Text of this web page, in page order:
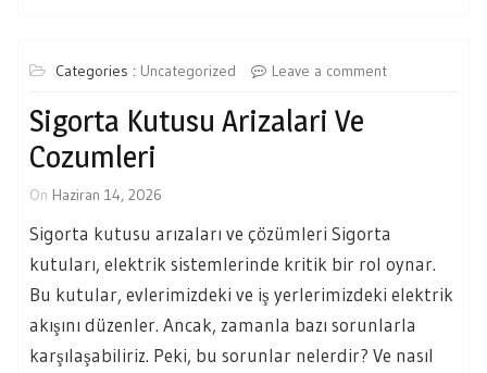
Categories : Uncategorized Leave a comment
Sigorta Kutusu Arizalari Ve
Cozumleri
On Haziran 14, 2026
Sigorta kutusu arızaları ve çözümleri Sigorta
kutuları, elektrik sistemlerinde kritik bir rol oynar.
Bu kutular, evlerimizdeki ve iş yerlerimizdeki elektrik
akışını düzenler. Ancak, zamanla bazı sorunlarla
karşılaşabiliriz. Peki, bu sorunlar nelerdir? Ve nasıl